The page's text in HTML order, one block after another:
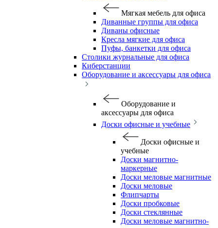
Мягкая мебель для офиса
Диванные группы для офиса
Диваны офисные
Кресла мягкие для офиса
Пуфы, банкетки для офиса
Столики журнальные для офиса
Киберстанции
Оборудование и аксессуары для офиса
Оборудование и
аксессуары для офиса
Доски офисные и учебные
Доски офисные и
учебные
Доски магнитно-
маркерные
Доски меловые магнитные
Доски меловые
Флипчарты
Доски пробковые
Доски стеклянные
Доски меловые магнитно-